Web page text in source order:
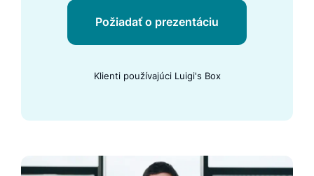
Požiadať o prezentáciu
Klienti používajúci Luigi's Box